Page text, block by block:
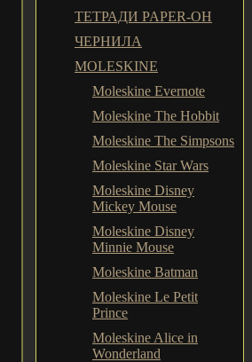
ТЕТРАДИ PAPER-OH
ЧЕРНИЛА
MOLESKINE
Moleskine Evernote
Moleskine The Hobbit
Moleskine The Simpsons
Moleskine Star Wars
Moleskine Disney
Mickey Mouse
Moleskine Disney
Minnie Mouse
Moleskine Batman
Moleskine Le Petit
Prince
Moleskine Alice in
Wonderland